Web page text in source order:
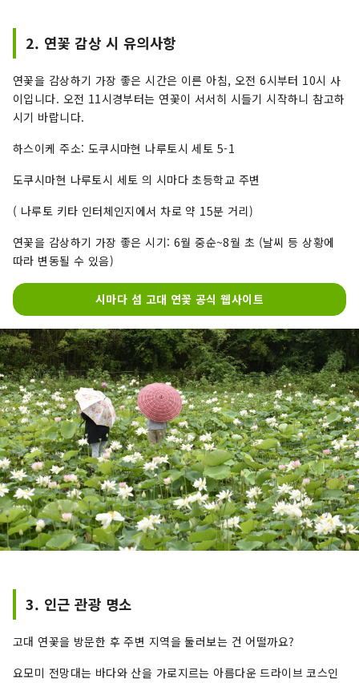
2. 연꽃 감상 시 유의사항
연꽃을 ​​감상하기 가장 좋은 시간은 이른 아침, 오전 6시부터 10시 사
이입니다. 오전 11시경부터는 연꽃이 서서히 시들기 시작하니 참고하
시기 바랍니다.
하스이케 주소: 도쿠시마현 나루토시 세토 5-1
도쿠시마현 나루토시 세토 의 시마다 초등학교 주변
( 나루토 키타 인터체인지에서 차로 약 15분 거리)
연꽃을 ​​감상하기 가장 좋은 시기: 6월 중순~8월 초 (날씨 등 상황에
따라 변동될 수 있음)
시마다 섬 고대 연꽃 공식 웹사이트
3. 인근 관광 명소
고대 연꽃을 방문한 후 주변 지역을 둘러보는 건 어떨까요?
요모미 전망대는 바다와 산을 가로지르는 아름다운 드라이브 코스인